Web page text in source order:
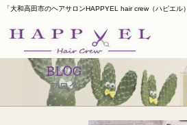
「大和高田市のヘアサロンHAPPYEL hair crew（ハピエル）
BLOG
ブログ